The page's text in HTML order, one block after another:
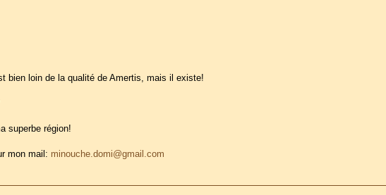
bien loin de la qualité de Amertis, mais il existe!
superbe région!
mon mail: minouche.domi@gmail.com